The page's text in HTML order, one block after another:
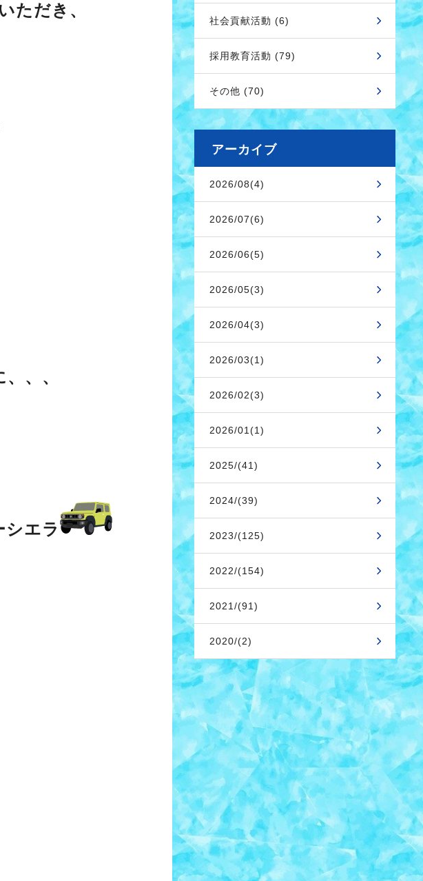
ただき、
、、
エラ
社会貢献活動 (6)
採用教育活動 (79)
その他 (70)
アーカイブ
2026/08(4)
2026/07(6)
2026/06(5)
2026/05(3)
2026/04(3)
2026/03(1)
2026/02(3)
2026/01(1)
2025/(41)
2024/(39)
2023/(125)
2022/(154)
2021/(91)
2020/(2)